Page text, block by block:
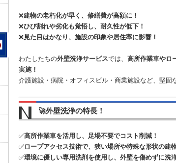
❌建物の老朽化が早く、修繕費が高額に！
❌ひび割れや劣化も覚悟し、耐久性が低下！
❌見た目はかなり、施設の印象や居住率に影響！
わたしたちの外壁洗浄サービスでは、 高所作業車やロ
実施！
介護施設・病院・オフィスビル・商業施設など、堅固
🚀外壁洗浄の特長！
✅高所作業車を活用し、足場不要でコスト削減！
✅ロープアクセス技術で、狭い場所や特殊な形状の建
✅環境に優しい専用洗剤を使用し、外壁を傷めずに洗